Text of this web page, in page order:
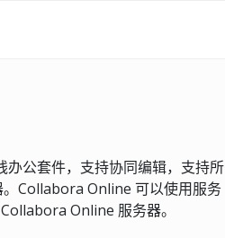
公套件，支持协同编辑，支持所
Collabora Online 可以使用服务
Online 服务器。